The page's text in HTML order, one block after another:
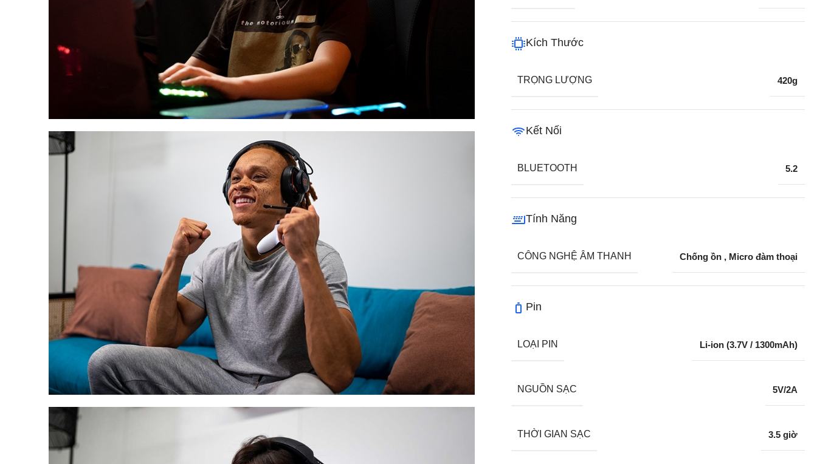
Kích Thước
TRỌNG LƯỢNG 420g
Kết Nối
BLUETOOTH 5.2
Tính Năng
CÔNG NGHỆ ÂM THANH Chống ồn , Micro đàm thoại
Pin
LOẠI PIN Li-ion (3.7V / 1300mAh)
NGUỒN SẠC 5V/2A
THỜI GIAN SẠC 3.5 giờ